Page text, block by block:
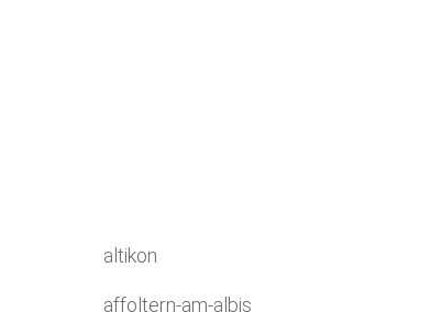
altikon
affoltern-am-albis